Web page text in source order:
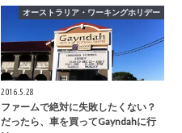
オーストラリア・ワーキングホリデー
2016.5.28
ファームで絶対に失敗したくない？
だったら、車を買ってGayndahに行